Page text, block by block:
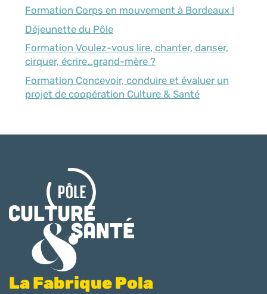
Formation Corps en mouvement à Bordeaux !
Déjeunette du Pôle
Formation Voulez-vous lire, chanter, danser,
cirquer, écrire…grand-mère ?
Formation Concevoir, conduire et évaluer un
projet de coopération Culture & Santé
La Fabrique Pola